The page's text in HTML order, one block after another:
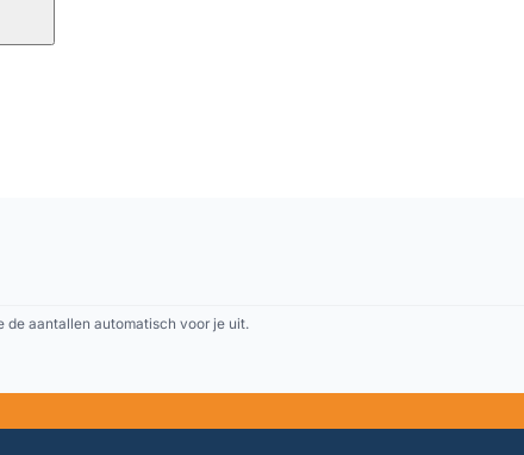
aantallen automatisch voor je uit.